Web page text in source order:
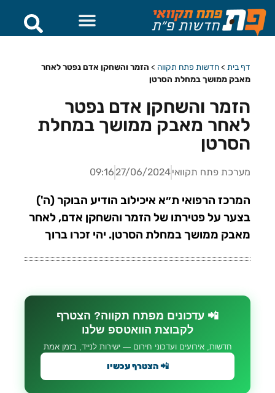
דף בית >חדשות פתח תקווה > הזמר והשחקן אדם נפטר לאחר
מאבק ממושך במחלת הסרטן
הזמר והשחקן אדם נפטר
לאחר מאבק ממושך במחלת
הסרטן
מערכת פתח תקוואי27/06/2024
09:16
המרכז הרפואי ת״א איכילוב הודיע הבוקר (ה')
בצער על פטירתו של הזמר והשחקן אדם, לאחר
מאבק ממושך במחלת הסרטן. יהי זכרו ברוך
📲 עדכונים מפתח תקווה? הצטרף
לקבוצת הוואטספ שלנו
חדשות, אירועים ועדכוני חירום — ישירות לנייד, בזמן אמת
📲 הצטרף עכשיו